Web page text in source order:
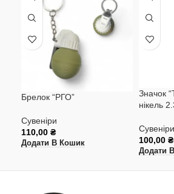
Брелок “РГО”
Сувеніри
110,00 ₴
Додати В Кошик
Значок
нікель
Сувеніри
100,00 ₴
Додати